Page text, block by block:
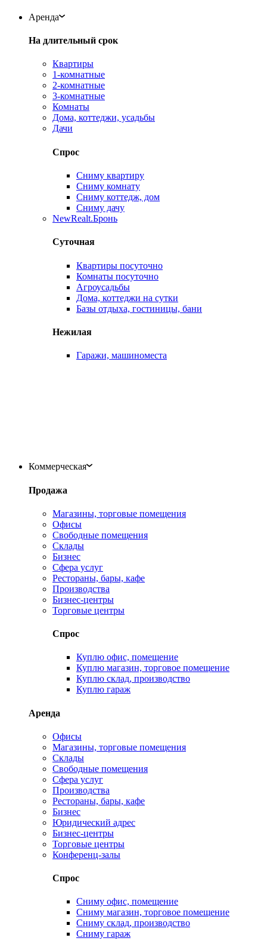
Аренда
На длительный срок
Квартиры
1-комнатные
2-комнатные
3-комнатные
Комнаты
Дома, коттеджи, усадьбы
Дачи
Спрос
Сниму квартиру
Сниму комнату
Сниму коттедж, дом
Сниму дачу
NewRealt.Бронь
Суточная
Квартиры посуточно
Комнаты посуточно
Агроусадьбы
Дома, коттеджи на сутки
Базы отдыха, гостиницы, бани
Нежилая
Гаражи, машиноместа
Коммерческая
Продажа
Магазины, торговые помещения
Офисы
Свободные помещения
Склады
Бизнес
Сфера услуг
Рестораны, бары, кафе
Производства
Бизнес-центры
Торговые центры
Спрос
Куплю офис, помещение
Куплю магазин, торговое помещение
Куплю склад, производство
Куплю гараж
Аренда
Офисы
Магазины, торговые помещения
Склады
Свободные помещения
Сфера услуг
Производства
Рестораны, бары, кафе
Бизнес
Юридический адрес
Бизнес-центры
Торговые центры
Конференц-залы
Спрос
Сниму офис, помещение
Сниму магазин, торговое помещение
Сниму склад, производство
Сниму гараж